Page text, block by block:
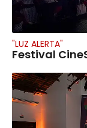
"LUZ ALERTA"
Festival